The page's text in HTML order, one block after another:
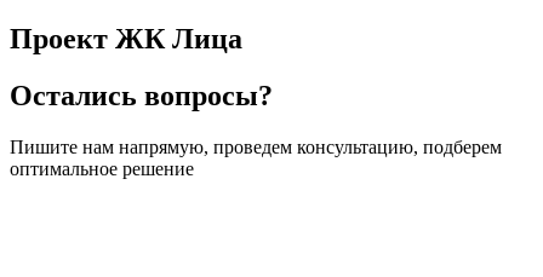
Проект ЖК Лица
Остались вопросы?
Пишите нам напрямую, проведем консультацию, подберем
оптимальное решение